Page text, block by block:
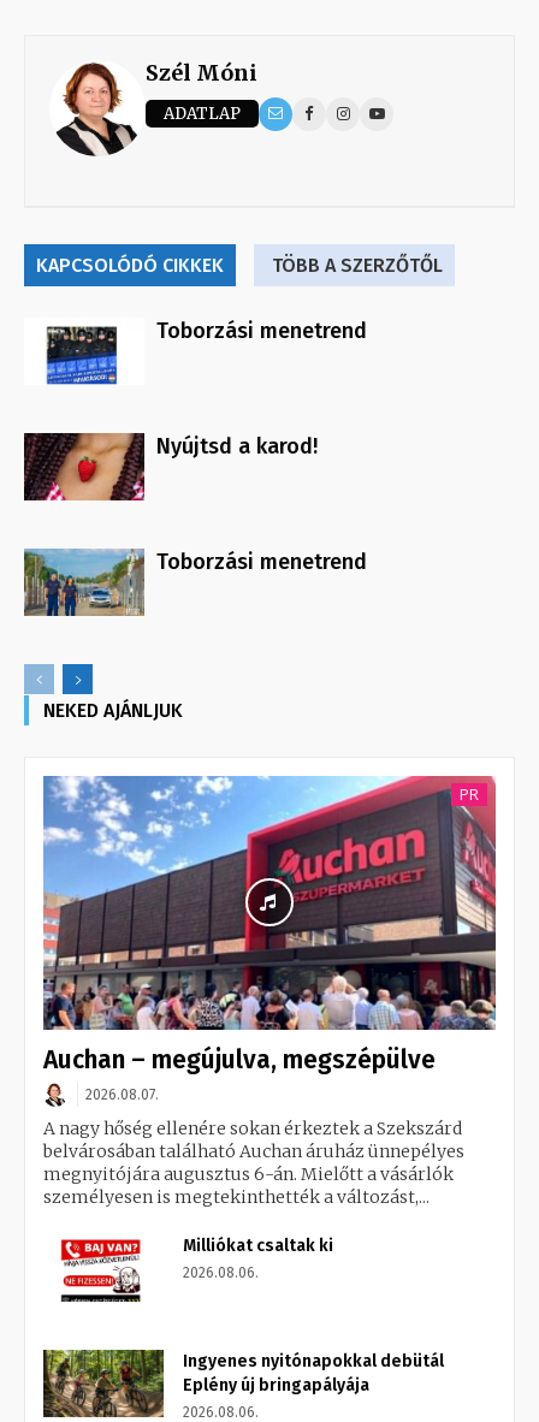
Szél Móni
ADATLAP
KAPCSOLÓDÓ CIKKEK TÖBB A SZERZŐTŐL
Toborzási menetrend
Nyújtsd a karod!
Toborzási menetrend
NEKED AJÁNLJUK
PR
Auchan – megújulva, megszépülve
2026.08.07.
A nagy hőség ellenére sokan érkeztek a Szekszárd
belvárosában található Auchan áruház ünnepélyes
megnyitójára augusztus 6-án. Mielőtt a vásárlók
személyesen is megtekinthették a változást,...
Milliókat csaltak ki
2026.08.06.
Ingyenes nyitónapokkal debütál
Eplény új bringapályája
2026.08.06.